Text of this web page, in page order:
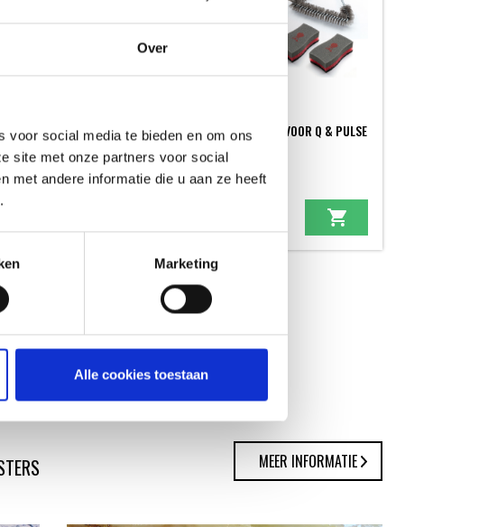
Over
voor social media te bieden en om ons
site met onze partners voor social
met andere informatie die u aan ze heeft
Marketing
Alle cookies toestaan
WEBER REINIGINGSSET VOOR Q & PULSE
BARBECUES
REINIGINGSSETS
MEER INFORMATIE